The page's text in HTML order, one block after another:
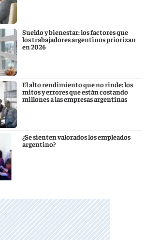
Sueldo y bienestar: los factores que
los trabajadores argentinos priorizan
en 2026
El alto rendimiento que no rinde: los
mitos y errores que están costando
millones a las empresas argentinas
¿Se sienten valorados los empleados
argentino?